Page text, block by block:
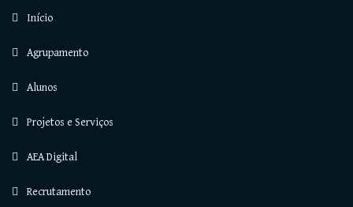
Início
Agrupamento
Alunos
Projetos e Serviços
AEA Digital
Recrutamento